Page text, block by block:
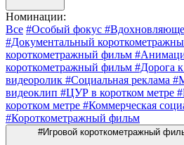
Номинации:
Все #Особый фокус
#Документальный
короткометражный фильм
короткометражный фильм #Дорога
видеоролик #Социальная реклама
видеоклип #ЦУР в коротком метре
коротком метре #Коммерческая
#Короткометражный фильм
#Игровой короткометражный